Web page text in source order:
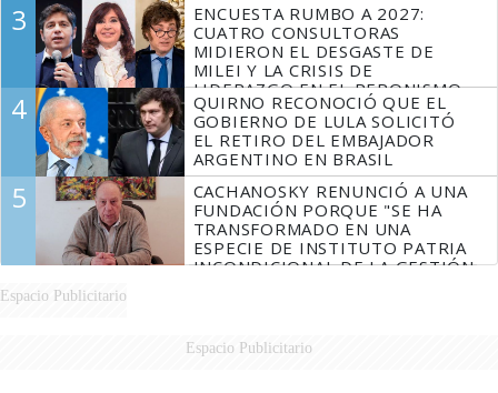
3
ENCUESTA RUMBO A 2027:
CUATRO CONSULTORAS
MIDIERON EL DESGASTE DE
MILEI Y LA CRISIS DE
LIDERAZGO EN EL PERONISMO
4
QUIRNO RECONOCIÓ QUE EL
GOBIERNO DE LULA SOLICITÓ
EL RETIRO DEL EMBAJADOR
ARGENTINO EN BRASIL
5
CACHANOSKY RENUNCIÓ A UNA
FUNDACIÓN PORQUE "SE HA
TRANSFORMADO EN UNA
ESPECIE DE INSTITUTO PATRIA
INCONDICIONAL DE LA GESTIÓN
Espacio Publicitario
Espacio Publicitario